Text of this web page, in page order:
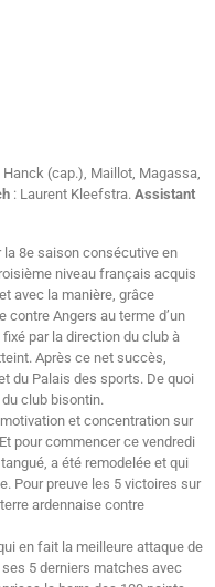
Hanck (cap.), Maillot, Magassa,
: Laurent Kleefstra. Assistant
la 8e saison consécutive en
niveau français acquis
avec la manière, grâce
Angers au terme d’un
par la direction du club à
Après ce net succès,
du Palais des sports. De quoi
club bisontin.
et concentration sur
pour commencer ce vendredi
a été remodelée et qui
Pour preuve les 5 victoires sur
ardennaise contre
en fait la meilleure attaque de
5 derniers matches avec